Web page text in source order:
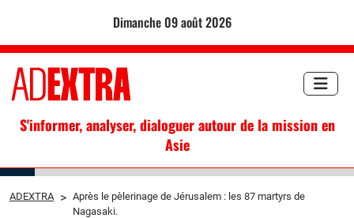
dimanche 09 août 2026
S'informer, analyser, dialoguer autour de la mission en
Asie
ADEXTRA > Après le pèlerinage de Jérusalem : les 87 martyrs de
Nagasaki.